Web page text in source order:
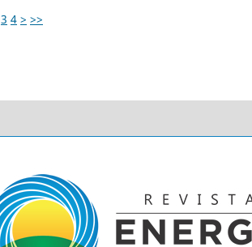
3 4 > >>